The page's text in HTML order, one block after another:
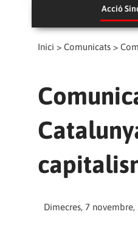
Acció
Inici > Comunicats >
Dimecres, 7 novembre,